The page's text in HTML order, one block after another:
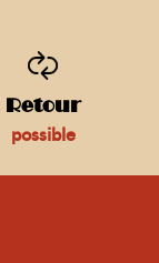
Retour
possible